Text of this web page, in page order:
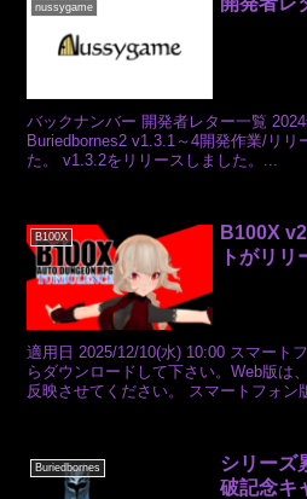
nussygame
バックナンバー 開発者レター一覧
Buriedbornes2 v1.3.1～4開発作業/リリ
た。 v1.3.2をリリースしました。...
B100X
B100X
トがリリ
適用日 2025/12/10(水) 10:00 スマート
らダウンロードして下さい。Web版は
反映させてください。 スマートフォン
Buriedbornes
シリーズ
破記念キ